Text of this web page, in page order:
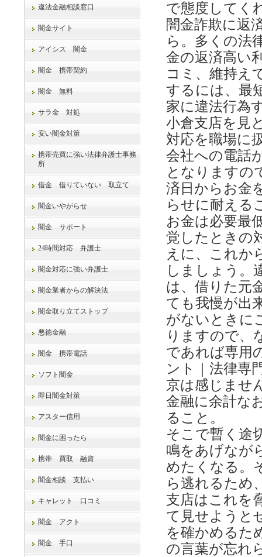
で態度してく
闇金詐欺に返
ら。多くの法
金の返済高い
コミ、維持え
するには、最
家に違法行為
小倉支店を見
対応を職場に
会社への電話
となりますの
済日からお金
らせに耐える
お金は必要最
覚したときの
えに、これか
しましょう。
は、借りた元
ても我慢が出
がないときに
りますので、
であれば専用
ント｜法律専
京は感じませ
金融に余計な
ること。
そこで暫く途
鳴をあげなが
めたくなる。
ら逃れるため
支店はこれを
て見せようと
を確かめるた
の言葉が忘れ
違法金融相談窓口
闇金サイト
アイシス 闇金
闇金 携帯契約
闇金 無料
サラ金 対処
安い闇金対策
携帯売買に強い法律弁護士事務
所
借金 借りていない 取立て
闇金いやがらせ
闇金 サポート
24時間対応 弁護士
闇金対応に強い弁護士
闇金業者からの解決法
闇金取り立てストップ
悪徳金融
闇金 携帯電話
ソフト闇金
即日闇金対策
アスター信用
闇金に困ったら
携帯 買取 融資
闇金相談 支払い
キャレット 口コミ
闇金 アクト
闇金 手口